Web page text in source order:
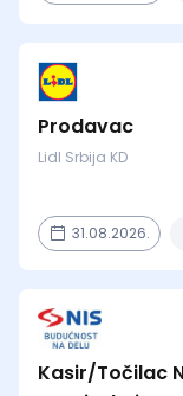
Prodavac
Lidl Srbija KD
31.08.2026.
Kasir/Točilac